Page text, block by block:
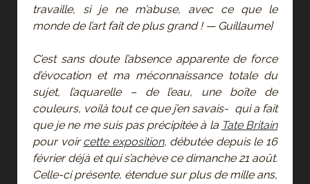
travaille, si je ne m’abuse, avec ce que le
monde de l’art fait de plus grand ! — Guillaume]
C’est sans doute l’absence apparente de force
d’évocation et ma méconnaissance totale du
sujet, l’aquarelle – de l’eau, une boîte de
couleurs, voilà tout ce que j’en savais- qui a fait
que je ne me suis pas précipitée à la Tate Britain
pour voircette exposition, débutée depuis le 16
février déjà et qui s’achève ce dimanche 21 août.
Celle-ci présente, étendue sur plus de mille ans,